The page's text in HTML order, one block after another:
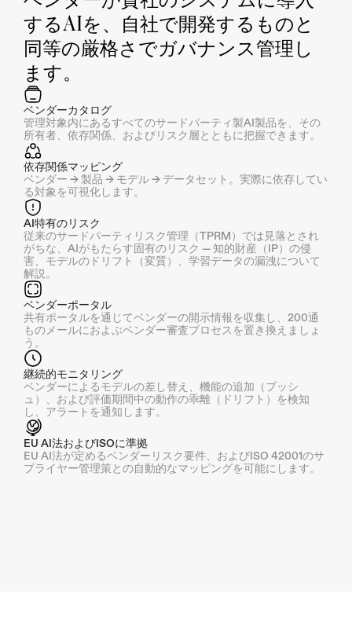
するAIを、自社で開発するものと
同等の厳格さでガバナンス管理し
ます。
ベンダーカタログ
管理対象内にあるすべてのサードパーティ製AI製品を、その
所有者、依存関係、およびリスク層とともに把握できます。
依存関係マッピング
ベンダー → 製品 → モデル → データセット。実際に依存してい
る対象を可視化します。
AI特有のリスク
従来のサードパーティリスク管理（TPRM）では見落とされ
がちな、AIがもたらす固有のリスク — 知的財産（IP）の侵
害、モデルのドリフト（変質）、学習データの漏洩について
解説。
ベンダーポータル
共有ポータルを通じてベンダーの開示情報を収集し、200通
ものメールにおよぶベンダー審査プロセスを置き換えましょ
う。
継続的モニタリング
ベンダーによるモデルの差し替え、機能の追加（プッシ
ュ）、および評価期間中の動作の乖離（ドリフト）を検知
し、アラートを通知します。
EU AI法およびISOに準拠
EU AI法が定めるベンダーリスク要件、およびISO 42001のサ
プライヤー管理策との自動的なマッピングを可能にします。